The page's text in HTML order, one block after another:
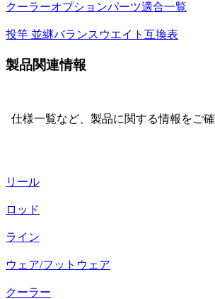
クーラーオプションパーツ適合一覧
投竿 並継バランスウエイト互換表
製品関連情報
仕様一覧など、製品に関する情報をご確
リール
ロッド
ライン
ウェア/フットウェア
クーラー